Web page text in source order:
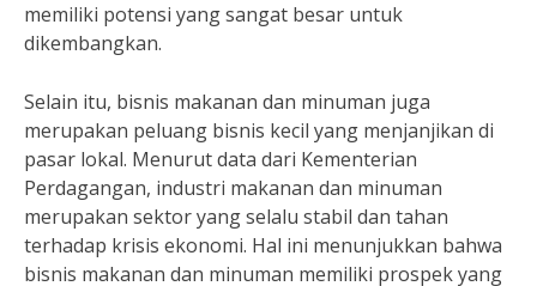
memiliki potensi yang sangat besar untuk
dikembangkan.
Selain itu, bisnis makanan dan minuman juga
merupakan peluang bisnis kecil yang menjanjikan di
pasar lokal. Menurut data dari Kementerian
Perdagangan, industri makanan dan minuman
merupakan sektor yang selalu stabil dan tahan
terhadap krisis ekonomi. Hal ini menunjukkan bahwa
bisnis makanan dan minuman memiliki prospek yang